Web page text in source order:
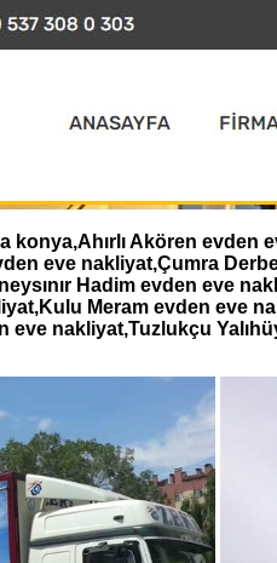
konya,Ahırlı Akören
eve nakliyat,Çumra
Hadim evden eve
Meram evden eve
eve nakliyat,Tuzlukçu